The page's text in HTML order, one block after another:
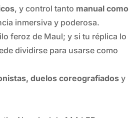
, y control tanto manual como
inmersiva y poderosa.
feroz de Maul; y si tu réplica lo
dividirse para usarse como
duelos coreografiados y